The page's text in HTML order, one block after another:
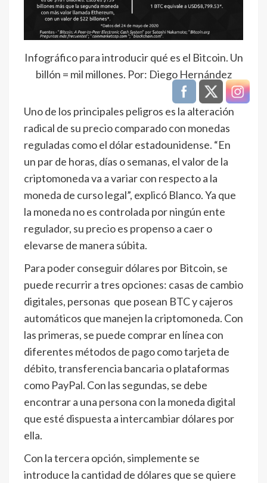
Infográfico para introducir qué es el Bitcoin. Un
billón = mil millones. Por: Diego Hernández
Uno de los principales peligros es la alteración
radical de su precio comparado con monedas
reguladas como el dólar estadounidense. “En
un par de horas, días o semanas, el valor de la
criptomoneda va a variar con respecto a la
moneda de curso legal”, explicó Blanco. Ya que
la moneda no es controlada por ningún ente
regulador, su precio es propenso a caer o
elevarse de manera súbita.
Para poder conseguir dólares por Bitcoin, se
puede recurrir a tres opciones: casas de cambio
digitales, personas que posean BTC y cajeros
automáticos que manejen la criptomoneda. Con
las primeras, se puede comprar en línea con
diferentes métodos de pago como tarjeta de
débito, transferencia bancaria o plataformas
como PayPal. Con las segundas, se debe
encontrar a una persona con la moneda digital
que esté dispuesta a intercambiar dólares por
ella.
Con la tercera opción, simplemente se
introduce la cantidad de dólares que se quiere